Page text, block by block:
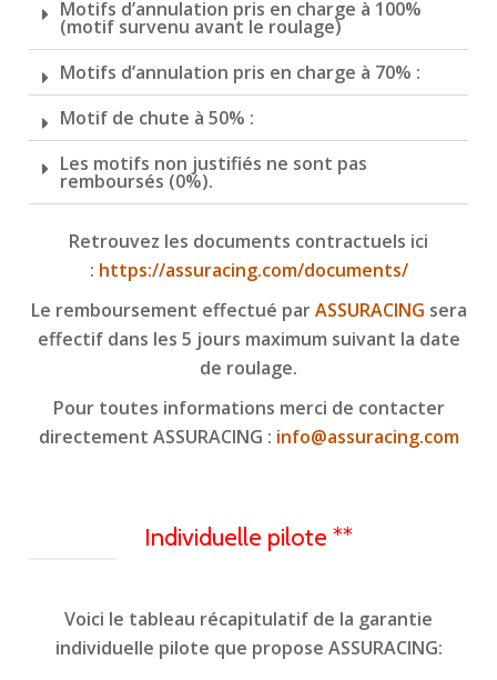
Motifs d’annulation pris en charge à 100%
(motif survenu avant le roulage)
Motifs d’annulation pris en charge à 70% :
Motif de chute à 50% :
Les motifs non justifiés ne sont pas
remboursés (0%).
Retrouvez les documents contractuels ici
: https://assuracing.com/documents/
Le remboursement effectué parASSURACING sera
effectif dans les 5 jours maximum suivant la date
de roulage.
Pour toutes informations merci de contacter
directement ASSURACING : info@assuracing.com
Individuelle pilote **
Voici le tableau récapitulatif de la garantie
individuelle pilote que propose ASSURACING: